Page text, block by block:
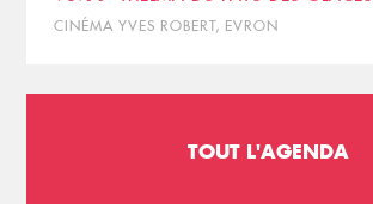
CINÉMA YVES ROBERT, EVRON
TOUT L'AGENDA